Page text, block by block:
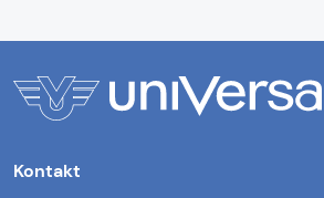
Kontakt